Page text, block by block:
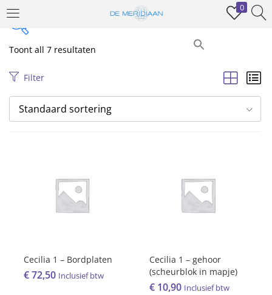
0
INLOGGEN REGISTREREN
Voer uw gebruikersnaam en wachtwoord in om in te loggen.
Prijs
Price:€ 9—€ 73
Product Tags
Toont all 7 resultaten
Filter
Standaard sortering
Cecilia 1 – Bordplaten
€72,50 Inclusief btw
Cecilia 1 – gehoor
(scheurblok in mapje)
€ 10,90 Inclusief btw